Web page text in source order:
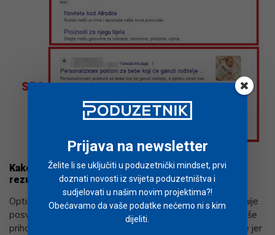
Kako se rangirati kao prvi ili prva tri neplaćena
rezultata? Odgovor je SEO!
Optimizacija web stranice s tehničke i sadržajne strane nije
posve jednostavan proces, no dugoročno donosi puno više
prihoda od oglasa. Naravno da ne treba ignorirati oglase jer
Prijava na newsletter
Želite li se uključiti u poduzetnički mindset, prvi
doznati novosti iz svijeta poduzetništva i
sudjelovati u našim novim projektima?!
Obećavamo da vaše podatke nećemo ni s kim
dijeliti.